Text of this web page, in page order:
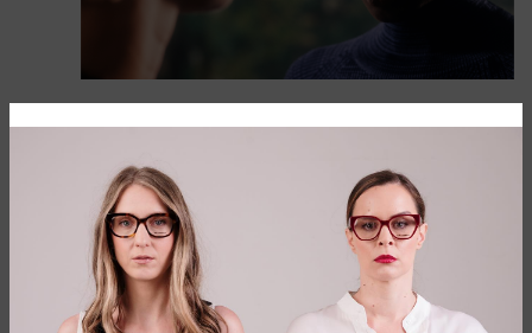
Brend nastao iz prijateljstva
Luksuzni britanski brend Cutler and Gross su osnovali 1969.
godine optometrista Graham Cutler i Toni Gross,